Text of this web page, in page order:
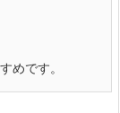
めです。